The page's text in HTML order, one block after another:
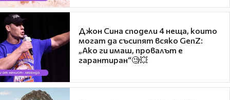
Джон Сина сподели 4 неща, които
могат да съсипят всяко GenZ:
„Ако ги имаш, провалът е
гарантиран“🧐💥